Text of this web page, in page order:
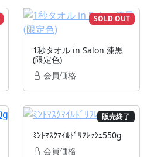
SOLD OUT
1秒タオル in Salon 漆黒
(限定色)
会員価格
販売終了
ﾐﾝﾄﾏｽｸﾏｲﾙﾄﾞﾘﾌﾚｯｼｭ550g
会員価格